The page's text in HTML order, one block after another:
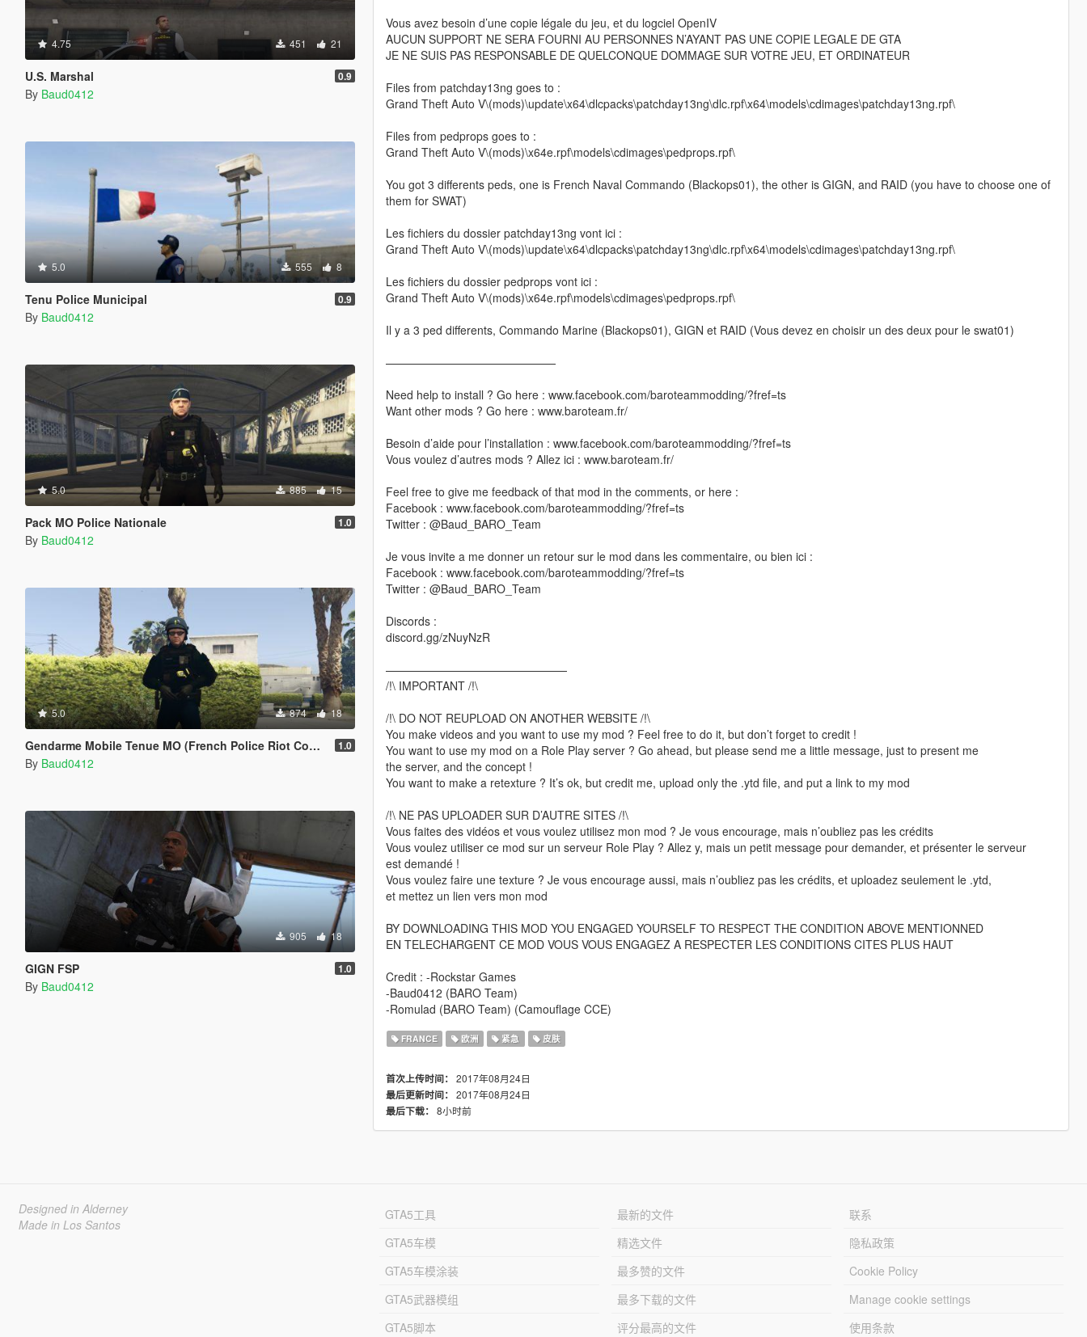
4.75 451 21
U.S. Marshal 0.9
By Baud0412
5.0 555 8
Tenu Police Municipal 0.9
By Baud0412
5.0 885 15
Pack MO Police Nationale 1.0
By Baud0412
5.0 874 18
Gendarme Mobile Tenue MO (French Police Riot Control Outfit) 1.0
By Baud0412
905 18
GIGN FSP 1.0
By Baud0412
Vous avez besoin d’une copie légale du jeu, et du logciel OpenIV
AUCUN SUPPORT NE SERA FOURNI AU PERSONNES N’AYANT PAS UNE COPIE LEGALE DE GTA
JE NE SUIS PAS RESPONSABLE DE QUELCONQUE DOMMAGE SUR VOTRE JEU, ET ORDINATEUR
Files from patchday13ng goes to :
Grand Theft Auto V\(mods)\update\x64\dlcpacks\patchday13ng\dlc.rpf\x64\models\cdimages\patchday13ng.rpf\
Files from pedprops goes to :
Grand Theft Auto V\(mods)\x64e.rpf\models\cdimages\pedprops.rpf\
You got 3 differents peds, one is French Naval Commando (Blackops01), the other is GIGN, and RAID (you have to choose one of
them for SWAT)
Les fichiers du dossier patchday13ng vont ici :
Grand Theft Auto V\(mods)\update\x64\dlcpacks\patchday13ng\dlc.rpf\x64\models\cdimages\patchday13ng.rpf\
Les fichiers du dossier pedprops vont ici :
Grand Theft Auto V\(mods)\x64e.rpf\models\cdimages\pedprops.rpf\
Il y a 3 ped differents, Commando Marine (Blackops01), GIGN et RAID (Vous devez en choisir un des deux pour le swat01)
———————————————
Need help to install ? Go here : www.facebook.com/baroteammodding/?fref=ts
Want other mods ? Go here : www.baroteam.fr/
Besoin d’aide pour l’installation : www.facebook.com/baroteammodding/?fref=ts
Vous voulez d’autres mods ? Allez ici : www.baroteam.fr/
Feel free to give me feedback of that mod in the comments, or here :
Facebook : www.facebook.com/baroteammodding/?fref=ts
Twitter : @Baud_BARO_Team
Je vous invite a me donner un retour sur le mod dans les commentaire, ou bien ici :
Facebook : www.facebook.com/baroteammodding/?fref=ts
Twitter : @Baud_BARO_Team
Discords :
discord.gg/zNuyNzR
————————————————
/!\ IMPORTANT /!\
/!\ DO NOT REUPLOAD ON ANOTHER WEBSITE /!\
You make videos and you want to use my mod ? Feel free to do it, but don’t forget to credit !
You want to use my mod on a Role Play server ? Go ahead, but please send me a little message, just to present me
the server, and the concept !
You want to make a retexture ? It’s ok, but credit me, upload only the .ytd file, and put a link to my mod
/!\ NE PAS UPLOADER SUR D’AUTRE SITES /!\
Vous faites des vidéos et vous voulez utilisez mon mod ? Je vous encourage, mais n’oubliez pas les crédits
Vous voulez utiliser ce mod sur un serveur Role Play ? Allez y, mais un petit message pour demander, et présenter le serveur
est demandé !
Vous voulez faire une texture ? Je vous encourage aussi, mais n’oubliez pas les crédits, et uploadez seulement le .ytd,
et mettez un lien vers mon mod
BY DOWNLOADING THIS MOD YOU ENGAGED YOURSELF TO RESPECT THE CONDITION ABOVE MENTIONNED
EN TELECHARGENT CE MOD VOUS VOUS ENGAGEZ A RESPECTER LES CONDITIONS CITES PLUS HAUT
Credit : -Rockstar Games
-Baud0412 (BARO Team)
-Romulad (BARO Team) (Camouflage CCE)
FRANCE 欧洲 紧急 皮肤
首次上传时间： 2017年08月24日
最后更新时间： 2017年08月24日
最后下载： 8小时前
Designed in Alderney
Made in Los Santos
GTA5工具
GTA5车模
GTA5车模涂装
GTA5武器模组
GTA5脚本
最新的文件
精选文件
最多赞的文件
最多下载的文件
评分最高的文件
联系
隐私政策
Cookie Policy
Manage cookie settings
使用条款